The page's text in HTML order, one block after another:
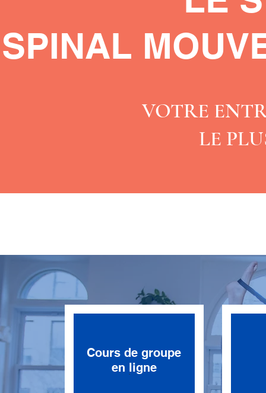
SPINAL
VOTRE
LE
Cours de groupe
en ligne
.